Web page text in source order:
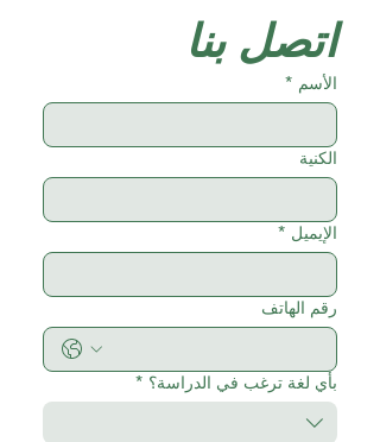
اتصل بنا
الأسم *
الكنية
الإيميل *
رقم الهاتف
بأي لغة ترغب في الدراسة؟ *